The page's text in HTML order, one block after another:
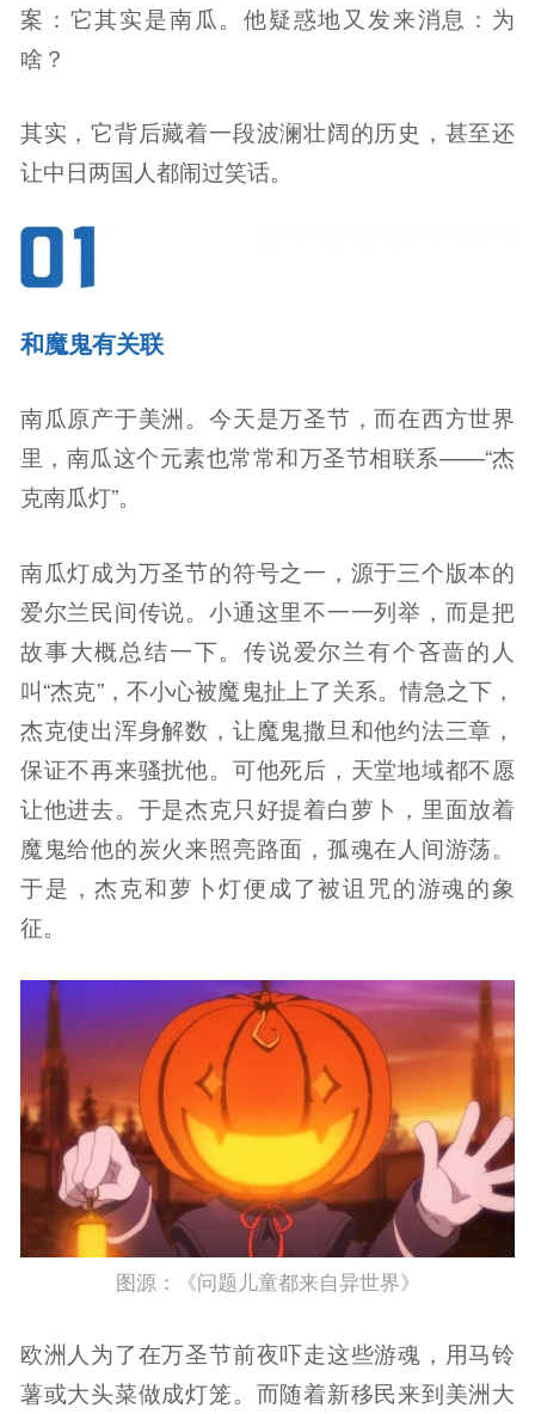
案：它其实是南瓜。他疑惑地又发来消息：为
啥？
其实，它背后藏着一段波澜壮阔的历史，甚至还
让中日两国人都闹过笑话。
和魔鬼有关联
南瓜原产于美洲。今天是万圣节，而在西方世界
里，南瓜这个元素也常常和万圣节相联系——“杰
克南瓜灯”。
南瓜灯成为万圣节的符号之一，源于三个版本的
爱尔兰民间传说。小通这里不一一列举，而是把
故事大概总结一下。传说爱尔兰有个吝啬的人
叫“杰克”，不小心被魔鬼扯上了关系。情急之下，
杰克使出浑身解数，让魔鬼撒旦和他约法三章，
保证不再来骚扰他。可他死后，天堂地域都不愿
让他进去。于是杰克只好提着白萝卜，里面放着
魔鬼给他的炭火来照亮路面，孤魂在人间游荡。
于是，杰克和萝卜灯便成了被诅咒的游魂的象
征。
图源：《问题儿童都来自异世界》
欧洲人为了在万圣节前夜吓走这些游魂，用马铃
薯或大头菜做成灯笼。而随着新移民来到美洲大